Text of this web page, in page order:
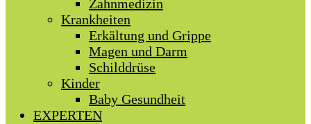
Zahnmedizin
Krankheiten
Erkältung und Grippe
Magen und Darm
Schilddrüse
Kinder
Baby Gesundheit
EXPERTEN